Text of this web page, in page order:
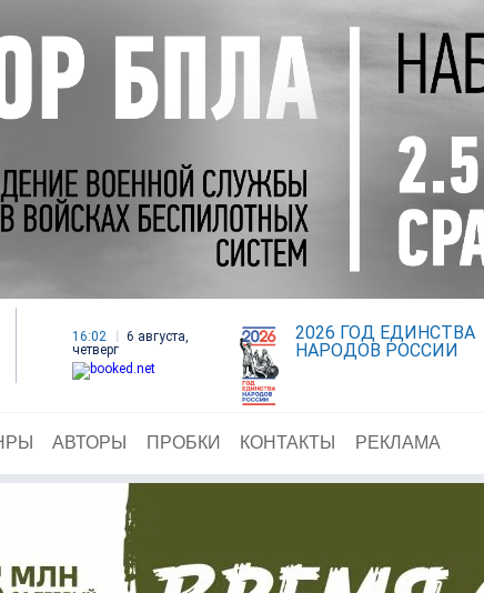
16:02
6 августа,
четверг
2026 ГОД ЕДИНСТВА
НАРОДОВ РОССИИ
АВТОРЫ ПРОБКИ КОНТАКТЫ РЕКЛАМА